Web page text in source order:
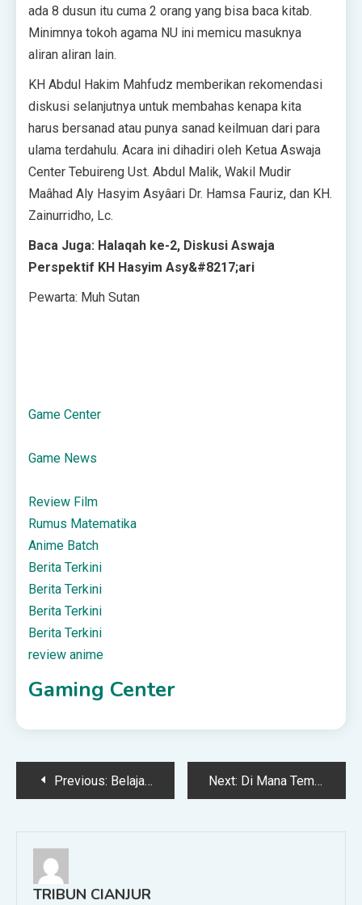
ada 8 dusun itu cuma 2 orang yang bisa baca kitab.
Minimnya tokoh agama NU ini memicu masuknya
aliran aliran lain.
KH Abdul Hakim Mahfudz memberikan rekomendasi
diskusi selanjutnya untuk membahas kenapa kita
harus bersanad atau punya sanad keilmuan dari para
ulama terdahulu. Acara ini dihadiri oleh Ketua Aswaja
Center Tebuireng Ust. Abdul Malik, Wakil Mudir
Maâhad Aly Hasyim Asyâari Dr. Hamsa Fauriz, dan KH.
Zainurridho, Lc.
Baca Juga: Halaqah ke-2, Diskusi Aswaja
Perspektif KH Hasyim Asy&#8217;ari
Pewarta: Muh Sutan
Game Center
Game News
Review Film
Rumus Matematika
Anime Batch
Berita Terkini
Berita Terkini
Berita Terkini
Berita Terkini
review anime
Gaming Center
PostPrevious: Belajar Tidak Mudah Tersinggung | Tebuireng Online Next: Di Mana Tempat Paling Aman untuk Perempuan?
TRIBUN CIANJUR